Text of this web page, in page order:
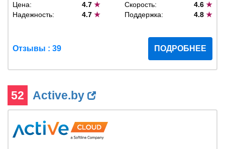
Цена: 4.7★ Скорость: 4.6 ★
Надежность:
4.7★ Поддержка: 4.8 ★
Отзывы : 39 ПОДРОБНЕЕ
52 Active.by